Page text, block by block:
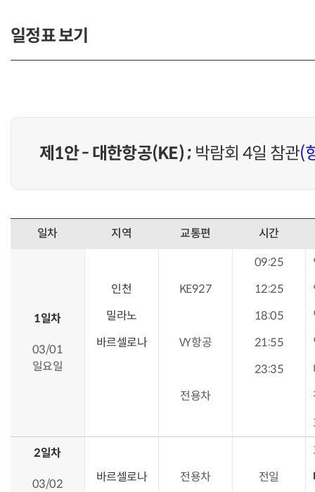
일정표 보기
제1안 - 대한항공(KE) ; 박람회 4일 참관(
일차 지역 교통편 시간
1일차
03/01
일요일
09:25
인천
KE927 12:25
밀라노
18:05
바르셀로나
VY항공 21:55
23:35
전용차
2일차
03/02
바르셀로나
전용차 전일